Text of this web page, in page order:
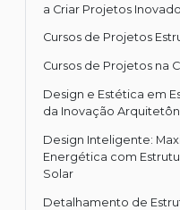
a Criar Projetos
Cursos de Projetos
Cursos de Projetos na
Design e Estética em
da Inovação
Design Inteligente:
Energética com
Solar
Detalhamento de